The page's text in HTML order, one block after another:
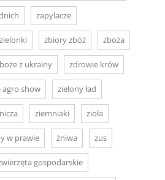
zapylacze
zbiory zbóż zboża
z ukrainy zdrowie krów
agro show zielony ład
ziemniaki zioła
w prawie żniwa zus
gospodarskie